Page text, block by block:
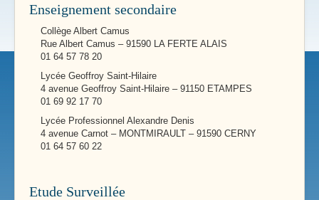
Enseignement secondaire
Collège Albert Camus
Rue Albert Camus – 91590 LA FERTE ALAIS
01 64 57 78 20
Lycée Geoffroy Saint-Hilaire
4 avenue Geoffroy Saint-Hilaire – 91150 ETAMPES
01 69 92 17 70
Lycée Professionnel Alexandre Denis
4 avenue Carnot – MONTMIRAULT – 91590 CERNY
01 64 57 60 22
Etude Surveillée